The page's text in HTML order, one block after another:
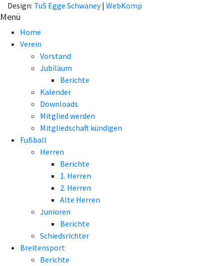
Design: TuS Egge Schwaney| WebKomp
Menü
Home
Verein
Vorstand
Jubiläum
Berichte
Kalender
Downloads
Mitglied werden
Mitgliedschaft kündigen
Fußball
Herren
Berichte
1. Herren
2. Herren
Alte Herren
Junioren
Berichte
Schiedsrichter
Breitensport
Berichte